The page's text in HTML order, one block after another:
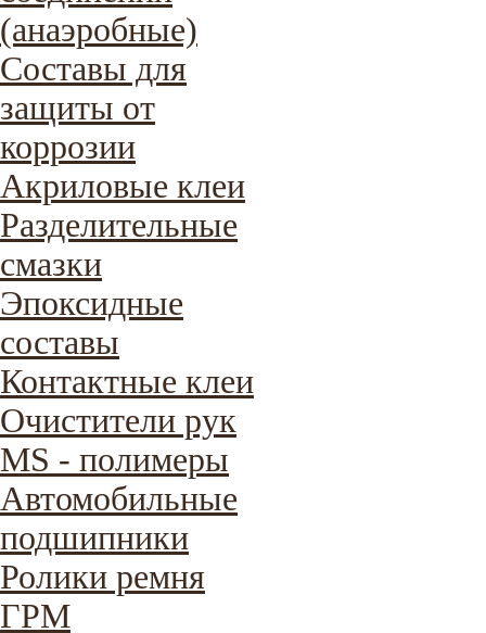
(анаэробные)
Составы для
защиты от
коррозии
Акриловые клеи
Разделительные
смазки
Эпоксидные
составы
Контактные клеи
Очистители рук
MS - полимеры
Автомобильные
подшипники
Ролики ремня
ГРМ